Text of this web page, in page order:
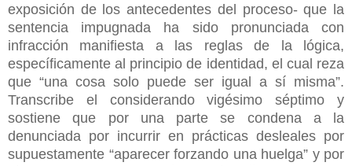
exposición de los antecedentes del proceso- que la
sentencia impugnada ha sido pronunciada con
infracción manifiesta a las reglas de la lógica,
específicamente al principio de identidad, el cual reza
que “una cosa solo puede ser igual a sí misma”.
Transcribe el considerando vigésimo séptimo y
sostiene que por una parte se condena a la
denunciada por incurrir en prácticas desleales por
supuestamente “aparecer forzando una huelga” y por